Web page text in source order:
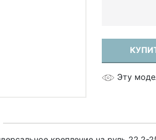
Эту